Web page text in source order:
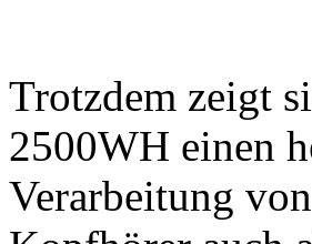
Trotzdem zeigt
2500WH einen
Verarbeitung